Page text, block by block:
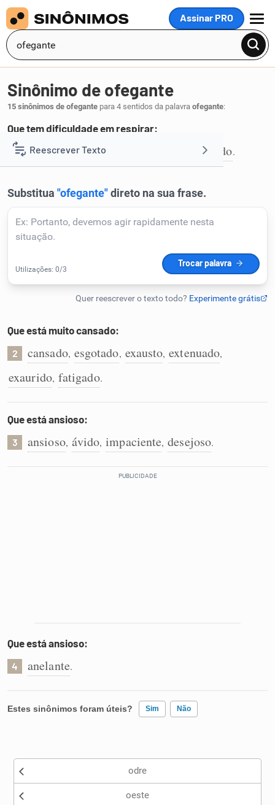
Assinar PRO
MENU
Reescrever Texto
Corrigir Texto
Humanizador de IA
Cata-letras
Conexões
Caça-palavras
Sinônimo de ofegante
15 sinônimos de ofegante para 4 sentidos da palavra ofegante:
Que tem dificuldade em respirar:
1 arfante,arquejante esbofado.
Que está muito cansado:
2 cansado, esgotado, exausto, extenuado,
exaurido, fatigado.
Que está ansioso:
3 ansioso, ávido, impaciente, desejoso.
Que está ansioso:
4 anelante.
Estes sinônimos foram úteis? Sim Não
Nenhum dos sinônimos apresentados me ajudou
odre
oeste